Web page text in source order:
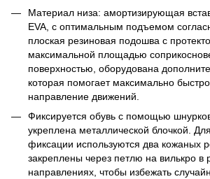
Материал низа: амортизирующая
EVA, с оптимальным подъемом
плоская резиновая подошва с
максимальной площадью
поверхностью, оборудована
которая помогает максимально
направление движений.
Фиксируется обувь с помощью
укреплена металлической блочкой.
фиксации используются два кожаных
закреплены через петлю на вилькро в
направлениях, чтобы избежать